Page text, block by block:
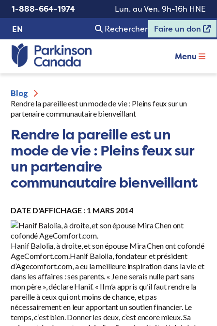
1-888-664-1974
Lun. au Ven. 9h-16h HNE
EN
Rechercher Faire un don
Menu
Blog
Rendre la pareille est un mode de vie : Pleins feux sur un
partenaire communautaire bienveillant
Rendre la pareille est un
mode de vie : Pleins feux sur
un partenaire
communautaire bienveillant
DATE D'AFFICHAGE : 1 MARS 2014
Hanif Balolia, à droite, et son épouse Mira Chen ont cofondé
AgeComfort.com.Hanif Balolia, fondateur et président
d’Agecomfort.com, a eu la meilleure inspiration dans la vie et
dans les affaires : ses parents. « Je ne serais nulle part sans
mon père », déclare Hanif. « Il m’a appris qu’il faut rendre la
pareille à ceux qui ont moins de chance, et pas
nécessairement en leur apportant un soutien financier. Le
temps, c’est bien. Donner les deux, c’est encore mieux. Sa